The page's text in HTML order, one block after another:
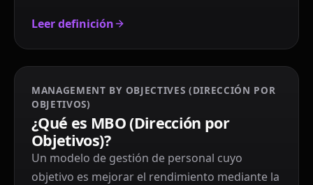
Leer definición
MANAGEMENT BY OBJECTIVES (DIRECCIÓN POR
OBJETIVOS)
¿Qué es MBO (Dirección por
Objetivos)?
Un modelo de gestión de personal cuyo
objetivo es mejorar el rendimiento mediante la